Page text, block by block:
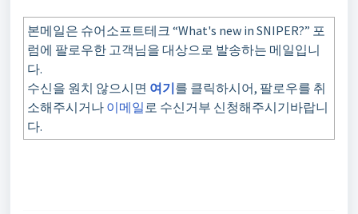
본메일은 슈어소프트테크 “What's new in SNIPER?” 포
럼에 팔로우한 고객님을 대상으로 발송하는 메일입니
다.
수신을 원치 않으시면 여기를 클릭하시어, 팔로우를 취
소해주시거나 이메일로 수신거부 신청해주시기바랍니
다.